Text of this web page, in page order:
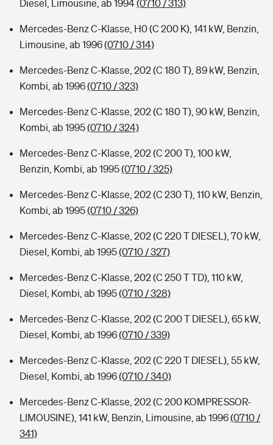
Diesel, Limousine, ab 1994(0710 / 313)
Mercedes-Benz C-Klasse, H0 (C 200 K), 141 kW, Benzin,
Limousine, ab 1996(0710 / 314)
Mercedes-Benz C-Klasse, 202 (C 180 T), 89 kW, Benzin,
Kombi, ab 1996(0710 / 323)
Mercedes-Benz C-Klasse, 202 (C 180 T), 90 kW, Benzin,
Kombi, ab 1995(0710 / 324)
Mercedes-Benz C-Klasse, 202 (C 200 T), 100 kW,
Benzin, Kombi, ab 1995(0710 / 325)
Mercedes-Benz C-Klasse, 202 (C 230 T), 110 kW, Benzin,
Kombi, ab 1995(0710 / 326)
Mercedes-Benz C-Klasse, 202 (C 220 T DIESEL), 70 kW,
Diesel, Kombi, ab 1995(0710 / 327)
Mercedes-Benz C-Klasse, 202 (C 250 T TD), 110 kW,
Diesel, Kombi, ab 1995(0710 / 328)
Mercedes-Benz C-Klasse, 202 (C 200 T DIESEL), 65 kW,
Diesel, Kombi, ab 1996(0710 / 339)
Mercedes-Benz C-Klasse, 202 (C 220 T DIESEL), 55 kW,
Diesel, Kombi, ab 1996(0710 / 340)
Mercedes-Benz C-Klasse, 202 (C 200 KOMPRESSOR-
LIMOUSINE), 141 kW, Benzin, Limousine, ab 1996(0710 /
341)